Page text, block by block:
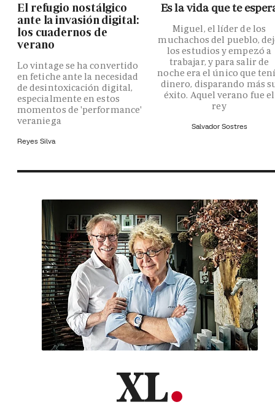
El refugio nostálgico
ante la invasión digital:
los cuadernos de
verano
Lo vintage se ha convertido
en fetiche ante la necesidad
de desintoxicación digital,
especialmente en estos
momentos de 'performance'
veraniega
Reyes Silva
Es la vida que te
Miguel, el líder de los
muchachos del pueblo,
los estudios y empezó a
trabajar, y para salir de
noche era el único que
dinero, disparando más
éxito. Aquel verano fue el
rey
Salvador Sostres